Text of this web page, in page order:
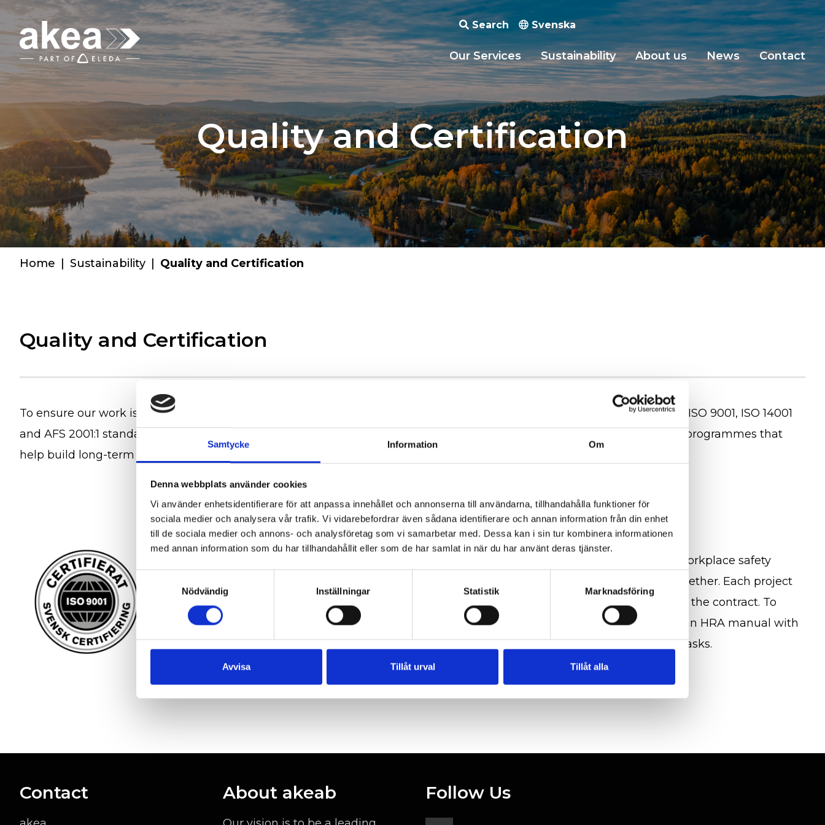
Samtycke Information Om
Denna webbplats använder cookies
Vi använder enhetsidentifierare för att anpassa innehållet och annonserna till användarna, tillhandahålla funktioner för
sociala medier och analysera vår trafik. Vi vidarebefordrar även sådana identifierare och annan information från din enhet
till de sociala medier och annons- och analysföretag som vi samarbetar med. Dessa kan i sin tur kombinera informationen
med annan information som du har tillhandahållit eller som de har samlat in när du har använt deras tjänster.
Nödvändig
Inställningar Statistik Marknadsföring
Avvisa Tillåt urval Tillåt alla
Search Svenska
Our Services Sustainability About us News Contact
Quality and Certification
Home Sustainability Quality and Certification
Quality and Certification
To ensure our work is carried out efficiently, safely and responsibly, we use an integrated management system based on ISO 9001, ISO 14001
and AFS 2001:1 standards. A key part of our success is having knowledgeable employees, supported by frequent training programmes that
help build long-term relationships with our clients.
We manage quality, environmental impact and workplace safety
through a project plan that brings these areas together. Each project
sets specific requirements, monitored throughout the contract. To
support a safe and healty workplace, we provide an HRA manual with
practical instructions and checklists for different tasks.
Contact About akeab Follow Us